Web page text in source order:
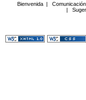
Bienvenida | Comunicación
|